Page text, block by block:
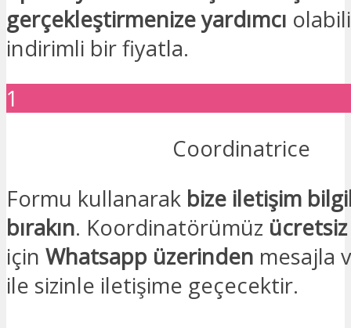
gerçekleştirmenize yardımcı
indirimli bir fiyatla.
1
Coordinatrice
Formu kullanarak bize iletişim
bırakın. Koordinatörümüz
için Whatsapp üzerinden mesajla
ile sizinle iletişime geçecektir.